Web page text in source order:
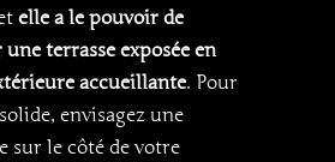
elle a le pouvoir de
terrasse exposée en
accueillante. Pour
envisagez une
sur le côté de votre